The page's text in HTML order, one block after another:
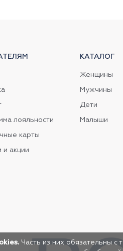
лояльности
карты
и акции
КАТАЛОГ
Женщины
Мужчины
Дети
Малыши
Часть из них обязательны с